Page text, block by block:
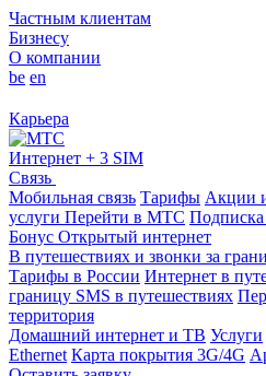
Частным клиентам
Бизнесу
О компании
be en
Карьера
Интернет + 3 SIM
Связь
Мобильная связь Тарифы Акции
услуги Перейти в МТС
Бонус Открытый интернет
В путешествиях и звонки за
Тарифы в России Интернет в
границу SMS в путешествиях
территория
Домашний интернет и ТВ Услуги
Ethernet Карта покрытия 3G/4G